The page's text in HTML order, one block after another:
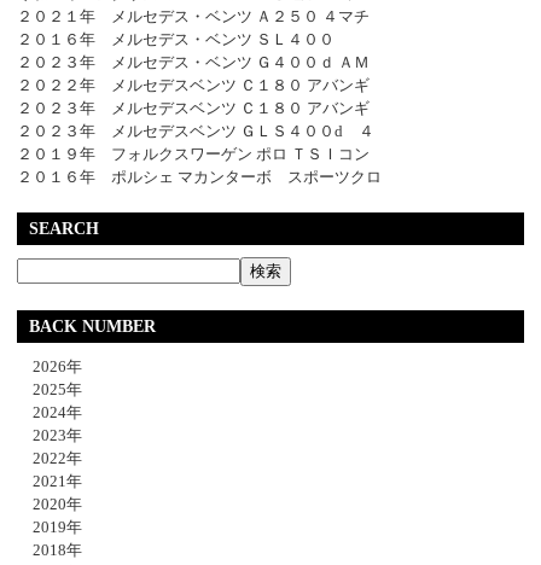
２０２１年 メルセデス・ベンツ Ａ２５０ ４マチ
２０１６年 メルセデス・ベンツ ＳＬ４００
２０２３年 メルセデス・ベンツ Ｇ４００ｄ ＡＭ
２０２２年 メルセデスベンツ Ｃ１８０ アバンギ
２０２３年 メルセデスベンツ Ｃ１８０ アバンギ
２０２３年 メルセデスベンツ ＧＬＳ４００d ４
２０１９年 フォルクスワーゲン ポロ ＴＳＩコン
２０１６年 ポルシェ マカンターボ スポーツクロ
SEARCH
BACK NUMBER
2026年
2025年
2024年
2023年
2022年
2021年
2020年
2019年
2018年